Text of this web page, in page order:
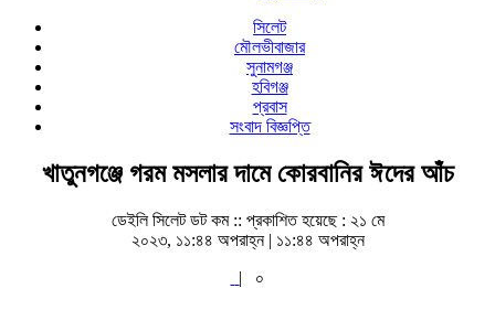
সিলেট
মৌলভীবাজার
সুনামগঞ্জ
হবিগঞ্জ
প্রবাস
সংবাদ বিজ্ঞপ্তি
খাতুনগঞ্জে গরম মসলার দামে কোরবানির ঈদের আঁচ
ডেইলি সিলেট ডট কম :: প্রকাশিত হয়েছে : ২১ মে
২০২৩, ১১:৪৪ অপরাহ্ন | ১১:৪৪ অপরাহ্ন
|
০